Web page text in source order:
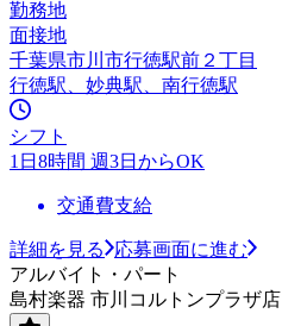
勤務地
面接地
千葉県市川市行徳駅前２丁目
行徳駅、妙典駅、南行徳駅
シフト
1日8時間 週3日からOK
交通費支給
詳細を見る
応募画面に進む
アルバイト・パート
島村楽器 市川コルトンプラザ店